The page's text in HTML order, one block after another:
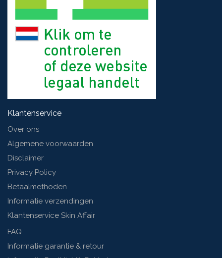
Klantenservice
Over ons
Algemene voorwaarden
Disclaimer
Privacy Policy
Betaalmethoden
Informatie verzendingen
Klantenservice Skin Affair
FAQ
Informatie garantie & retour